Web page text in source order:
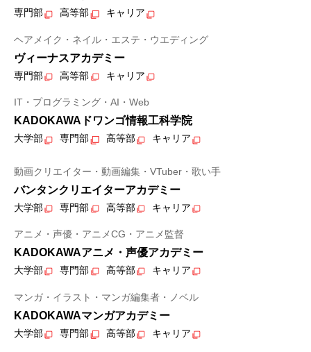
専門部 高等部 キャリア
ヘアメイク・ネイル・エステ・ウエディング
ヴィーナスアカデミー
専門部 高等部 キャリア
IT・プログラミング・AI・Web
KADOKAWAドワンゴ情報工科学院
大学部 専門部 高等部 キャリア
動画クリエイター・動画編集・VTuber・歌い手
バンタンクリエイターアカデミー
大学部 専門部 高等部 キャリア
アニメ・声優・アニメCG・アニメ監督
KADOKAWAアニメ・声優アカデミー
大学部 専門部 高等部 キャリア
マンガ・イラスト・マンガ編集者・ノベル
KADOKAWAマンガアカデミー
大学部 専門部 高等部 キャリア